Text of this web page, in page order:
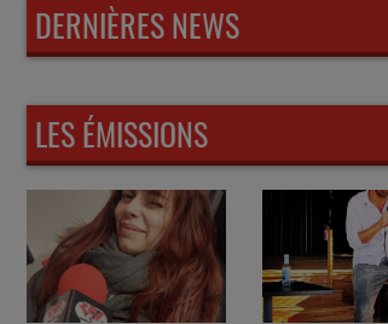
DERNIÈRES NEWS
LES ÉMISSIONS